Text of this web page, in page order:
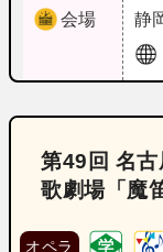
会場 静
第49回 名
歌劇場「魔
オペラ